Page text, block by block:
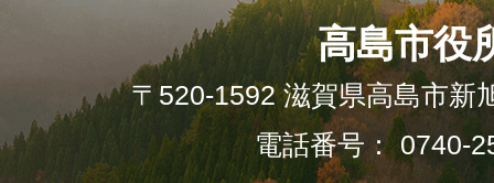
高島市役
〒520-1592 滋賀県高島市新
電話番号： 0740-